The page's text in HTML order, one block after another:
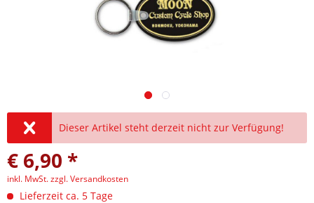
Dieser Artikel steht derzeit nicht zur Verfügung!
€ 6,90 *
inkl. MwSt.zzgl. Versandkosten
Lieferzeit ca. 5 Tage